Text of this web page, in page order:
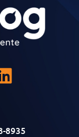
8935